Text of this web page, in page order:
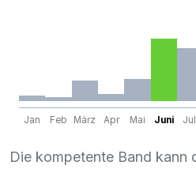
Jan Feb März Apr Mai Juni
Die kompetente Band kann